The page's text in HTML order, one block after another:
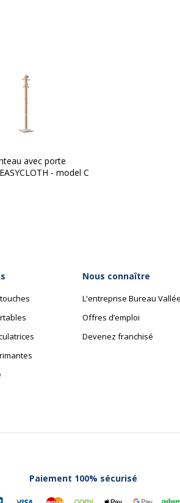
Dimensions et poids
Dimensions et poids
Dimensions & Poids -
Détails
Données logistiques
avec porte
- model C
Nous connaître
L'entreprise Bureau Vallée
Offres d’emploi
Devenez franchisé
Paiement 100% sécurisé